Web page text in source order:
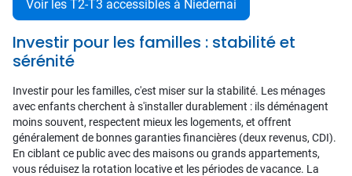
Voir les T2-T3 accessibles à Niedernai
Investir pour les familles : stabilité et
sérénité
Investir pour les familles, c'est miser sur la stabilité. Les ménages
avec enfants cherchent à s'installer durablement : ils déménagent
moins souvent, respectent mieux les logements, et offrent
généralement de bonnes garanties financières (deux revenus, CDI).
En ciblant ce public avec des maisons ou grands appartements,
vous réduisez la rotation locative et les périodes de vacance. La